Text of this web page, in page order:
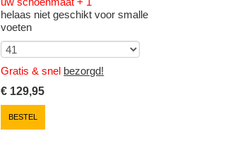
helaas niet geschikt voor smalle
voeten
Gratis & snel bezorgd!
€ 129,95
BESTEL